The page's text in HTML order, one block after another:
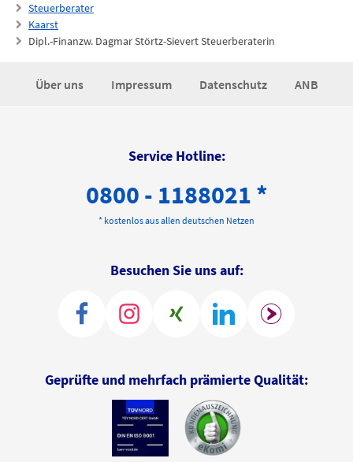
Steuerberater
Kaarst
Dipl.-Finanzw. Dagmar Störtz-Sievert Steuerberaterin
Über uns Impressum Datenschutz ANB
Service Hotline:
0800 - 1188021 *
* kostenlos aus allen deutschen Netzen
Besuchen Sie uns auf:
Geprüfte und mehrfach prämierte Qualität: